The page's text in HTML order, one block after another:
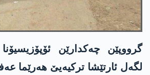
گرووپێن چەکدارێن
لگەل ئارتێشا ترکیەیێ ھەرێما